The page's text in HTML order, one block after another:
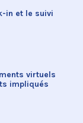
in et le suivi
virtuels
impliqués